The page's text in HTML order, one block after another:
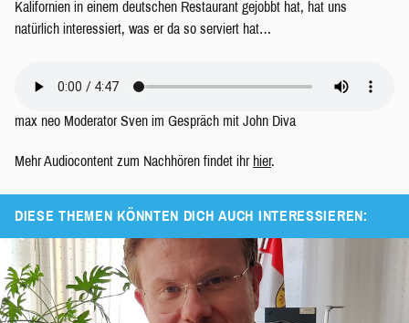
Kalifornien in einem deutschen Restaurant gejobbt hat, hat uns
natürlich interessiert, was er da so serviert hat…
max neo Moderator Sven im Gespräch mit John Diva
Mehr Audiocontent zum Nachhören findet ihr hier.
DIESE THEMEN KÖNNTEN DICH AUCH INTERESSIEREN: